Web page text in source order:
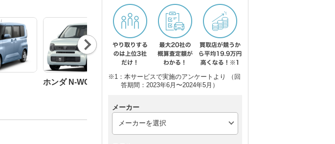
ホンダ N-WGN ホンダ N-BOXカスタム 三菱 デリカミニ
Nex
t
※1：本サービスで実施のアンケートより （回
答期間：2023年6月〜2024年5月）
メーカー